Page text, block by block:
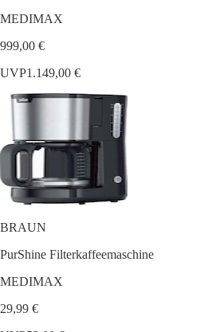
MEDIMAX
999,00 €
UVP1.149,00 €
BRAUN
PurShine Filterkaffeemaschine
MEDIMAX
29,99 €